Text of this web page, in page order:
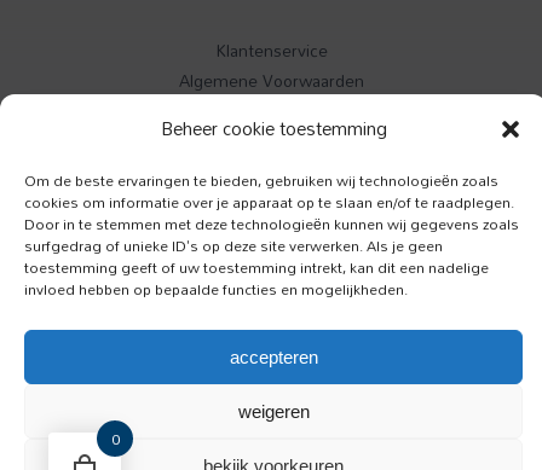
Beheer cookie toestemming
Om de beste ervaringen te bieden, gebruiken wij technologieën zoals
cookies om informatie over je apparaat op te slaan en/of te raadplegen.
Door in te stemmen met deze technologieën kunnen wij gegevens zoals
surfgedrag of unieke ID's op deze site verwerken. Als je geen
toestemming geeft of uw toestemming intrekt, kan dit een nadelige
invloed hebben op bepaalde functies en mogelijkheden.
accepteren
weigeren
bekijk voorkeuren
Klantenservice
Algemene Voorwaarden
Buitenleven
Specials
Jazzism
Luister
Toeractief
Onze Hond
0